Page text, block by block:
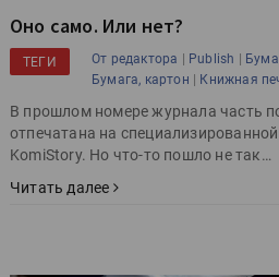
Оно само. Или нет?
ТЕГИ От редактора | Publish |
Бумага, картон | Книжная
В прошлом номере журнала часть
отпечатана на
KomiStory. Но что-то пошло не так…
Читать далее